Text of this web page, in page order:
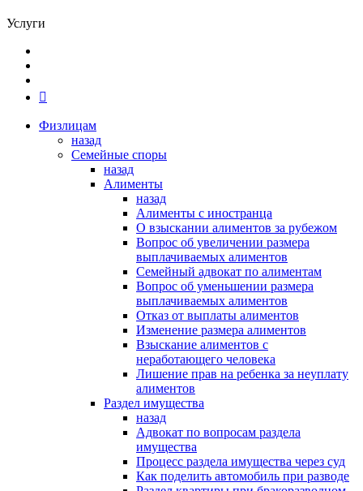
Услуги
Физлицам
назад
Семейные споры
назад
Алименты
назад
Алименты с иностранца
О взыскании алиментов за рубежом
Вопрос об увеличении размера
выплачиваемых алиментов
Семейный адвокат по алиментам
Вопрос об уменьшении размера
выплачиваемых алиментов
Отказ от выплаты алиментов
Изменение размера алиментов
Взыскание алиментов с
неработающего человека
Лишение прав на ребенка за неуплату
алиментов
Раздел имущества
назад
Адвокат по вопросам раздела
имущества
Процесс раздела имущества через суд
Как поделить автомобиль при разводе